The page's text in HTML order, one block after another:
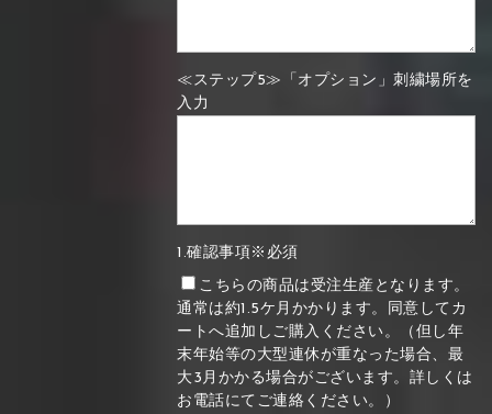
≪ステップ5≫「オプション」刺繍場所を
入力
1.確認事項※必須
こちらの商品は受注生産となります。
通常は約1.5ケ月かかります。同意してカ
ートへ追加しご購入ください。（但し年
末年始等の大型連休が重なった場合、最
大3月かかる場合がございます。詳しくは
お電話にてご連絡ください。）